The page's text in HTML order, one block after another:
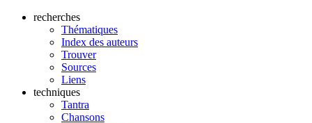
recherches
Thématiques
Index des auteurs
Trouver
Sources
Liens
techniques
Tantra
Chansons